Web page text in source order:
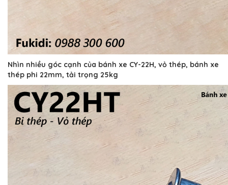
Nhìn nhiều góc cạnh của bánh xe CY-22H, vỏ thép, bánh xe
thép phi 22mm, tải trọng 25kg